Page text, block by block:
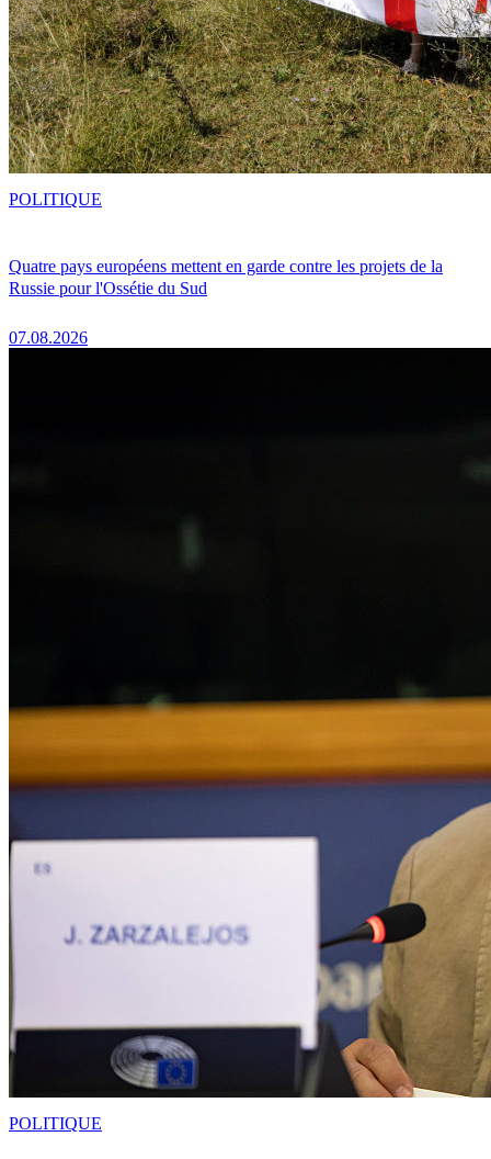
Quatre pays européens mettent en garde contre les projets de la
Russie pour l'Ossétie du Sud
07.08.2026
POLITIQUE
POLITIQUE